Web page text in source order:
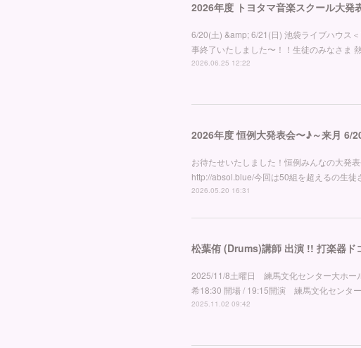
2026年度 トヨタマ音楽スクール大発
6/20(土) &amp; 6/21(日) 池袋ライブハウス
事終了いたしました〜！！生徒のみなさま
2026.06.25 12:22
2026年度 恒例大発表会〜♪～来月 6/
お待たせいたしました！恒例みんなの大発
http://absol.blue/今回は50組を超えるの生
2026.05.20 16:31
松葉侑 (Drums)講師 出演 !! 打楽器ド
2025/11/8土曜日 練馬文化センター大
希18:30 開場 / 19:15開演 練馬文化センタ
2025.11.02 09:42